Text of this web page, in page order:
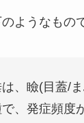
ようなもの
、瞼(目蓋/
、発症頻度